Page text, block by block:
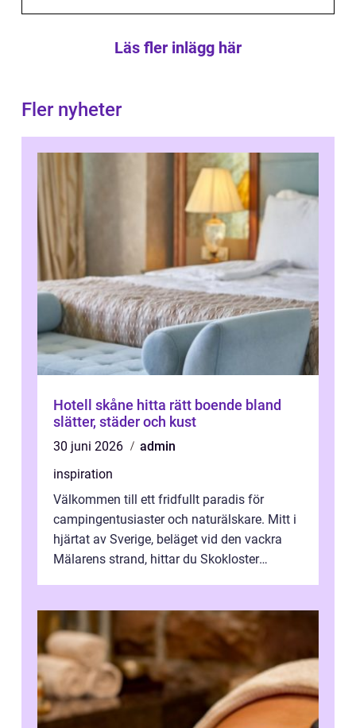
Läs fler inlägg här
Fler nyheter
Hotell skåne hitta rätt boende bland
slätter, städer och kust
30 juni 2026
admin
inspiration
Välkommen till ett fridfullt paradis för
campingentusiaster och naturälskare. Mitt i
hjärtat av Sverige, beläget vid den vackra
Mälarens strand, hittar du Skokloster